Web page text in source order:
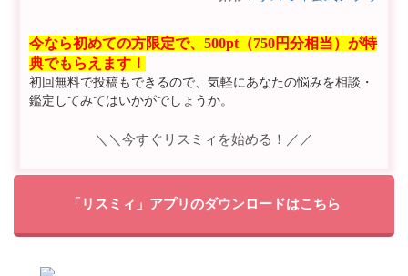
今なら初めての方限定で、500pt（750円分相当）が特
典でもらえます！
初回無料で投稿もできるので、気軽にあなたの悩みを相談・
鑑定してみてはいかがでしょうか。
＼＼今すぐリスミィを始める！／／
「リスミィ」アプリのダウンロードはこちら